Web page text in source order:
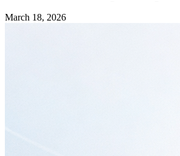
March 18, 2026